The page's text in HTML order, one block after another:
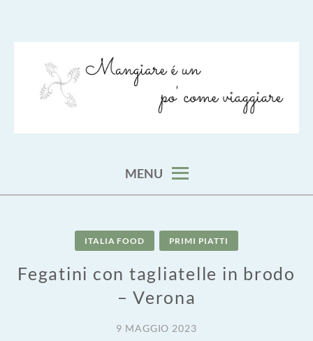
MENU
ITALIA FOOD PRIMI PIATTI
Fegatini con tagliatelle in brodo
– Verona
9 MAGGIO 2023